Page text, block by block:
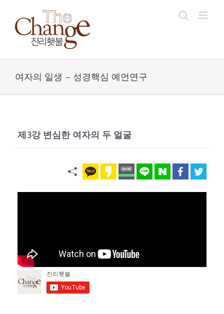
content
여자의 일생 – 성경핵심 예언연구
제3강 변심한 여자의 두 얼굴